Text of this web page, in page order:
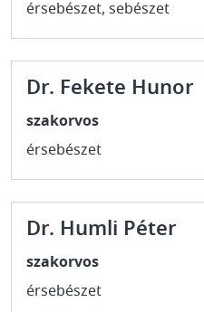
érsebészet, sebészet
Dr. Fekete Hunor
szakorvos
érsebészet
Dr. Humli Péter
szakorvos
érsebészet